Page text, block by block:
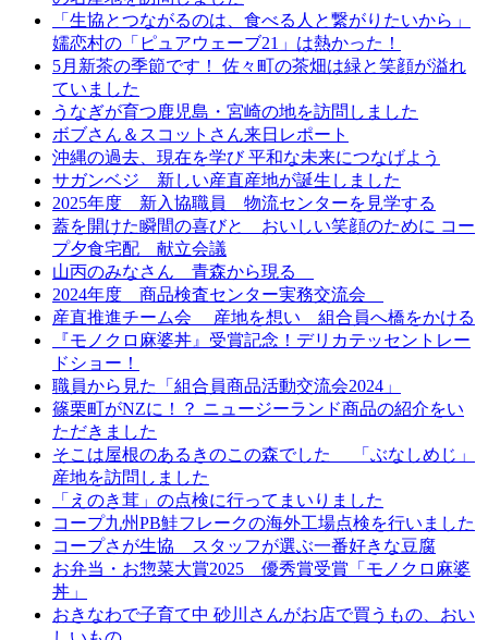
「生協とつながるのは、食べる人と繋がりたいから」
嬬恋村の「ピュアウェーブ21」は熱かった！
5月新茶の季節です！ 佐々町の茶畑は緑と笑顔が溢れ
ていました
うなぎが育つ鹿児島・宮崎の地を訪問しました
ボブさん＆スコットさん来日レポート
沖縄の過去、現在を学び 平和な未来につなげよう
サガンベジ 新しい産直産地が誕生しました
2025年度 新入協職員 物流センターを見学する
蓋を開けた瞬間の喜びと おいしい笑顔のために コー
プ夕食宅配 献立会議
山丙のみなさん 青森から現る
2024年度 商品検査センター実務交流会
産直推進チーム会 産地を想い 組合員へ橋をかける
『モノクロ麻婆丼』受賞記念！デリカテッセントレー
ドショー！
職員から見た「組合員商品活動交流会2024」
篠栗町がNZに！？ ニュージーランド商品の紹介をい
ただきました
そこは屋根のあるきのこの森でした 「ぶなしめじ」
産地を訪問しました
「えのき茸」の点検に行ってまいりました
コープ九州PB鮭フレークの海外工場点検を行いました
コープさが生協 スタッフが選ぶ一番好きな豆腐
お弁当・お惣菜大賞2025 優秀賞受賞「モノクロ麻婆
丼」
おきなわで子育て中 砂川さんがお店で買うもの、おい